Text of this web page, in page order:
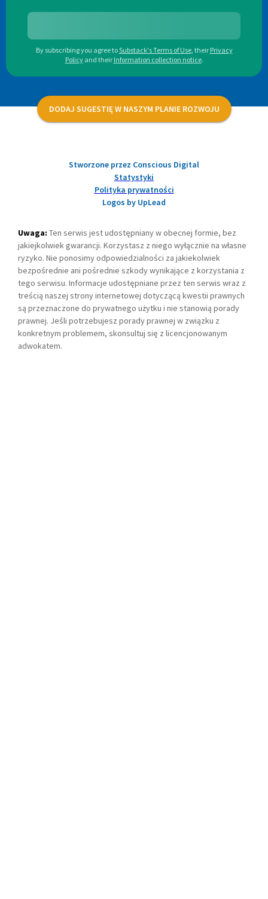
By subscribing you agree toSubstack's Terms of Use, their Privacy
Policy and their Information collection notice.
DODAJ SUGESTIĘ W NASZYM PLANIE ROZWOJU
Stworzone przez Conscious Digital
Statystyki
Polityka prywatności
Logos by UpLead
Uwaga: Ten serwis jest udostępniany w obecnej formie, bez
jakiejkolwiek gwarancji. Korzystasz z niego wyłącznie na własne
ryzyko. Nie ponosimy odpowiedzialności za jakiekolwiek
bezpośrednie ani pośrednie szkody wynikające z korzystania z
tego serwisu. Informacje udostępniane przez ten serwis wraz z
treścią naszej strony internetowej dotyczącą kwestii prawnych
są przeznaczone do prywatnego użytku i nie stanowią porady
prawnej. Jeśli potrzebujesz porady prawnej w związku z
konkretnym problemem, skonsultuj się z licencjonowanym
adwokatem.